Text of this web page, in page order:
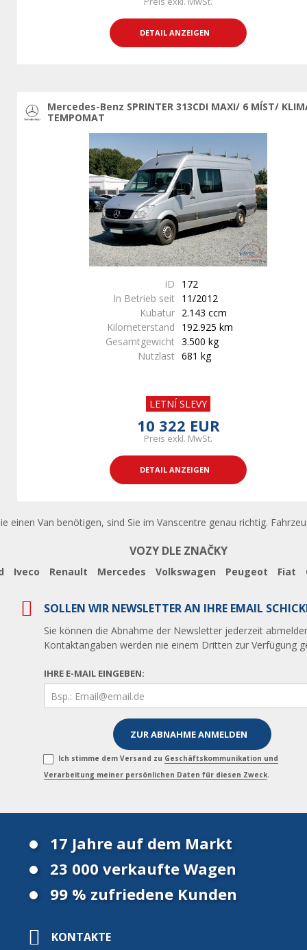
DETAIL ANZEIGEN
Mercedes-Benz SPRINTER 313CDI MAXI/ 6 MÍST/
TEMPOMAT
ID
172
In Betrieb seit
11/2012
Kubatur 2.143 ccm
Kilometerstand
192.925 km
Gesamtgewicht 3.500 kg
Nutzlast 681 kg
LETNÍ SLEVY
10 322 EUR
Preis exkl. MwSt.
DETAIL ANZEIGEN
Van benötigen, sind Sie im Vanscentre genau richtig.
VOZY DLE ZNAČKY
Iveco Renault Mercedes Volkswagen Peugeot Fiat
SOLLEN WIR NEWSLETTER AN IHRE EMAIL
Sie können die Abnahme der Newsletter jederzeit
Kontaktangaben werden nie einem Dritten zur Verfügung
IHRE E-MAIL EINGEBEN:
Ich stimme dem Versand zu Geschäftskommunikation und
Verarbeitung meiner persönlichen Daten für diesen Zweck.
17 Jahre auf dem Markt
23 000 verkaufte Wagen
99 % zufriedene Kunden
KONTAKTE